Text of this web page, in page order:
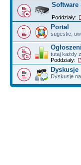
Software
Poddziały:
Portal
sugestie,
tutaj każdy
Poddziały:
Dyskusje
Dyskusje